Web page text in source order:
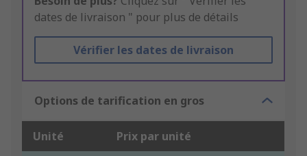
dates de livraison " pour plus de détails
Vérifier les dates de livraison
Options de tarification en gros
Unité Prix par unité